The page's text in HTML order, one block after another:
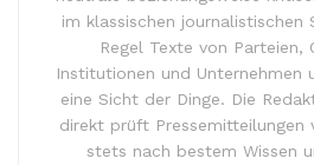
im klassischen journalistischen
Regel Texte von Parteien,
Institutionen und Unternehmen
eine Sicht der Dinge. Die
direkt prüft Pressemitteilungen
stets nach bestem Wissen